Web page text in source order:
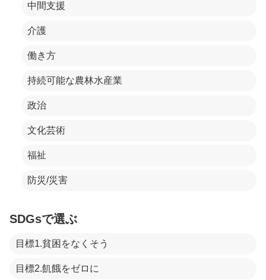
中間支援
介護
働き方
持続可能な農林水産業
政治
文化芸術
福祉
防災/災害
SDGsで選ぶ
目標1.貧困をなくそう
目標2.飢餓をゼロに